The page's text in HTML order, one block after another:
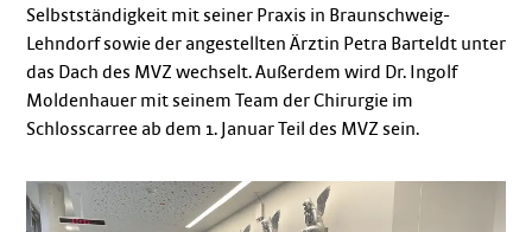
Selbstständigkeit mit seiner Praxis in Braunschweig-
Lehndorf sowie der angestellten Ärztin Petra Barteldt unter
das Dach des MVZ wechselt. Außerdem wird Dr. Ingolf
Moldenhauer mit seinem Team der Chirurgie im
Schlosscarree ab dem 1. Januar Teil des MVZ sein.